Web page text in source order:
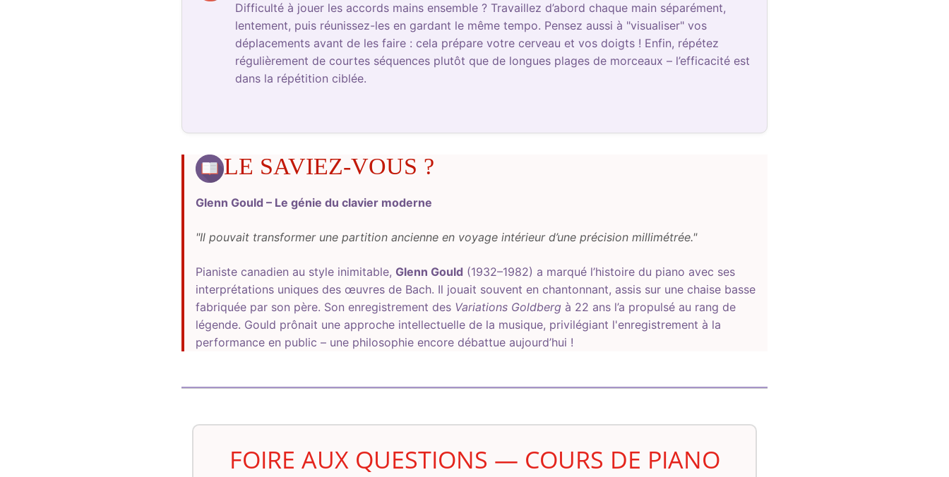
Difficulté à jouer les accords mains ensemble ? Travaillez d’abord chaque main séparément,
lentement, puis réunissez-les en gardant le même tempo. Pensez aussi à "visualiser" vos
déplacements avant de les faire : cela prépare votre cerveau et vos doigts ! Enfin, répétez
régulièrement de courtes séquences plutôt que de longues plages de morceaux – l’efficacité est
dans la répétition ciblée.
LE SAVIEZ-VOUS ?
Glenn Gould – Le génie du clavier moderne
"Il pouvait transformer une partition ancienne en voyage intérieur d’une précision millimétrée."
Pianiste canadien au style inimitable, Glenn Gould (1932–1982) a marqué l’histoire du piano avec ses
interprétations uniques des œuvres de Bach. Il jouait souvent en chantonnant, assis sur une chaise basse
fabriquée par son père. Son enregistrement des Variations Goldberg à 22 ans l’a propulsé au rang de
légende. Gould prônait une approche intellectuelle de la musique, privilégiant l'enregistrement à la
performance en public – une philosophie encore débattue aujourd’hui !
FOIRE AUX QUESTIONS — COURS DE PIANO